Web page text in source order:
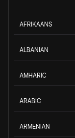
AFRIKAANS
ALBANIAN
AMHARIC
ARABIC
ARMENIAN